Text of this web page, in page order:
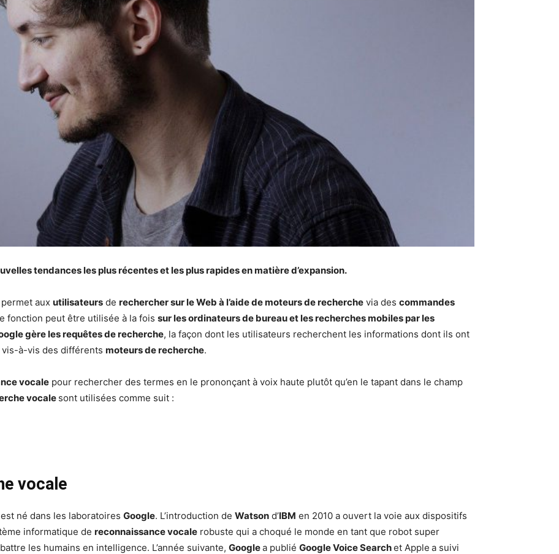
tendances les plus récentes et les plus rapides en matière d’expansion.
aux utilisateurs de rechercher sur le Web à l’aide de moteurs de recherche via des commandes
fonction peut être utilisée à la fois sur les ordinateurs de bureau et les recherches mobiles par les
gère les requêtes de recherche, la façon dont les utilisateurs recherchent les informations dont ils ont
vis-à-vis des différents moteurs de recherche.
vocale pour rechercher des termes en le prononçant à voix haute plutôt qu’en le tapant dans le champ
vocale sont utilisées comme suit :
vocale
est né dans les laboratoires Google. L’introduction de Watson d’IBM en 2010 a ouvert la voie aux dispositifs
informatique de reconnaissance vocale robuste qui a choqué le monde en tant que robot super
les humains en intelligence. L’année suivante, Googlea publié Google Voice Searchet Apple a suivi